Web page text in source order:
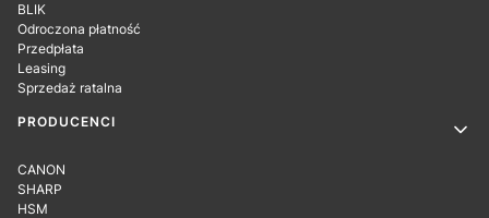
BLIK
Odroczona płatność
Przedpłata
Leasing
Sprzedaż ratalna
PRODUCENCI
CANON
SHARP
HSM